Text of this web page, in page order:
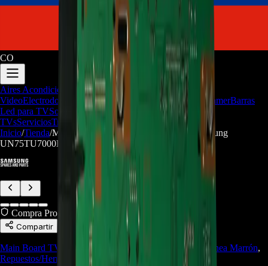
CO
Aires Acondicionados
Audio y
VideoElectrodomesticosRepuestos/Herramientas Seríe GamerBarras
Led para TVSoporte Técnico LGP/AcrilicoFirmware de
TVsServiciosTrabaja con nosotros
Inicio/Tienda/Main Board BN94-15439T Para TV Samsung
UN75TU7000KXZL - REP-871
Compra Protegida
Compartir
Main Board TV Repuestos de Televisores Repuestos Línea Marrón,
Repuestos/Herramientas